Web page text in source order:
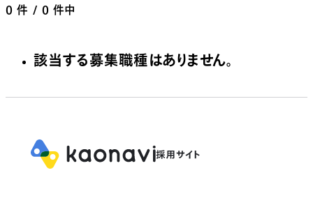
0 件 / 0 件中
該当する募集職種はありません。